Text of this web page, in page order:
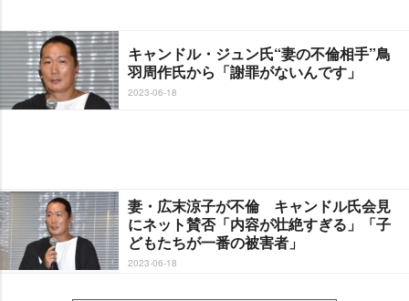
キャンドル・ジュン氏“妻の不倫相手”鳥
羽周作氏から「謝罪がないんです」
2023-06-18
妻・広末涼子が不倫 キャンドル氏会見
にネット賛否「内容が壮絶すぎる」「子
どもたちが一番の被害者」
2023-06-18